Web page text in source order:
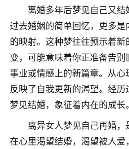
离婚多年后梦见自己又
过去婚姻的简单回忆，更多
的映射。这种梦往往预示着
变，可能意味着你正准备告别
事业或情感上的新篇章。从
反映了自我更新的渴望。经
梦见结婚，象征着内在的成长。
离异女人梦见自己再婚
在心里渴望结婚，渴望被人
3000，非常开心，无论如
鹿森：恭喜升职加薪！
12小时前 来自北京
心心相印
我身体不太好，总是病病殃
问题，反正就是不舒服。中
题，后来无意中看到有人推
之后，心情豁然开朗，也听
果问题。今年以来，身体比
了，老师说境随心转，现在